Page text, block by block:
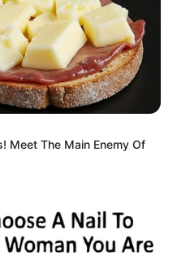
Meet The Main Enemy Of